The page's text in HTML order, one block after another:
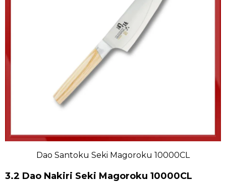
Dao Santoku Seki Magoroku 10000CL
3.2 Dao Nakiri Seki Magoroku 10000CL